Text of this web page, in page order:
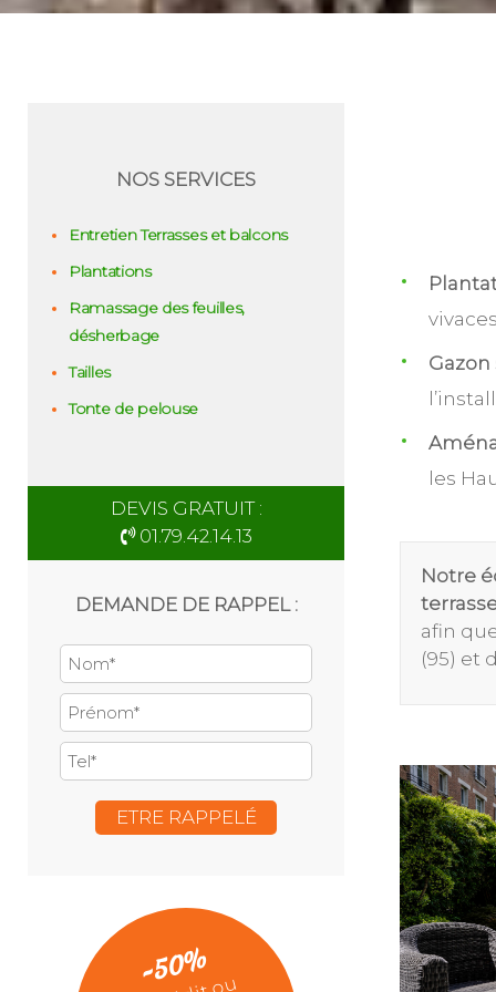
NOS SERVICES
Entretien Terrasses et balcons
Plantations
Ramassage des feuilles,
désherbage
Tailles
Tonte de pelouse
DEVIS GRATUIT :
01.79.42.14.13
DEMANDE DE RAPPEL :
-50%
les
Notre
afin
(95) et